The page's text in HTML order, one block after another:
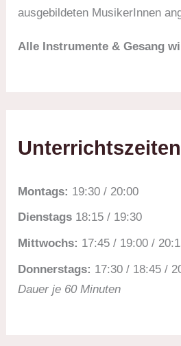
ausgebildeten MusikerInnen
Alle Instrumente & Gesang
Unterrichtszeiten
Montags: 19:30 / 20:00
Dienstags 18:15 / 19:30
Mittwochs: 17:45 / 19:00 /
Donnerstags: 17:30 / 18:45 /
Dauer je 60 Minuten